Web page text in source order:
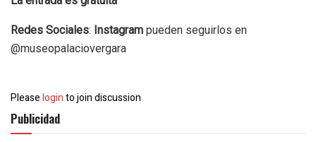
Redes Sociales: Instagram pueden seguirlos en
@museopalaciovergara
Pleaseloginto join discussion
Publicidad